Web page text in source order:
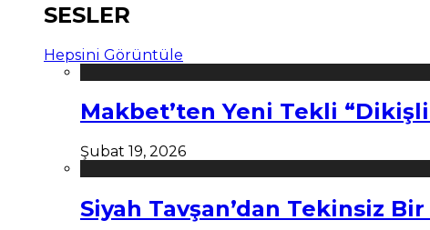
SESLER
Hepsini Görüntüle
Makbet’ten Yeni Tekli
Şubat 19, 2026
Siyah Tavşan’dan Tekinsiz